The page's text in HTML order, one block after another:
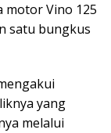
motor Vino 125
satu bungkus
yang
melalui